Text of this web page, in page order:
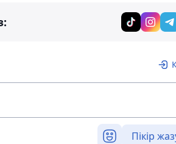
Пікір